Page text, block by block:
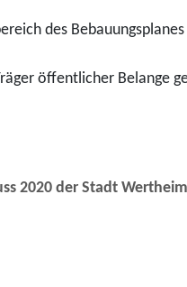
des
öffentlicher Belange
2020 der Stadt Wertheim